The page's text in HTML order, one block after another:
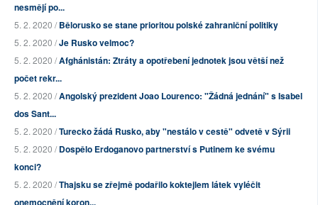
nesmějí po...
5. 2. 2020 /Bělorusko se stane prioritou polské zahraniční politiky
5. 2. 2020 /Je Rusko velmoc?
5. 2. 2020 /Afghánistán: Ztráty a opotřebení jednotek jsou větší než
počet rekr...
5. 2. 2020 /Angolský prezident Joao Lourenco: "Žádná jednání" s Isabel
dos Sant...
5. 2. 2020 /Turecko žádá Rusko, aby "nestálo v cestě" odvetě v Sýrii
5. 2. 2020 /Dospělo Erdoganovo partnerství s Putinem ke svému
konci?
5. 2. 2020 /Thajsku se zřejmě podařilo koktejlem látek vyléčit
onemocnění koron...